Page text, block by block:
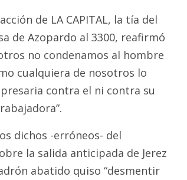
de LA CAPITAL, la tía del
de Azopardo al 3300, reafirmó
no condenamos al hombre
cualquiera de nosotros lo
contra el ni contra su
dichos -erróneos- del
la salida anticipada de Jerez
abatido quiso “desmentir